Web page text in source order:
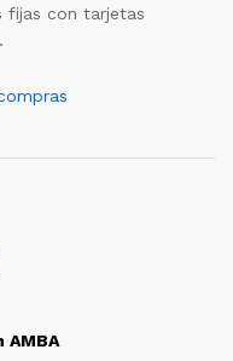
fijas con tarjetas
AMBA